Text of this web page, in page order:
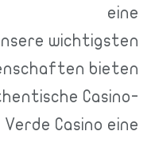
unsere
Eigenschaften
authentische
Verde Casino